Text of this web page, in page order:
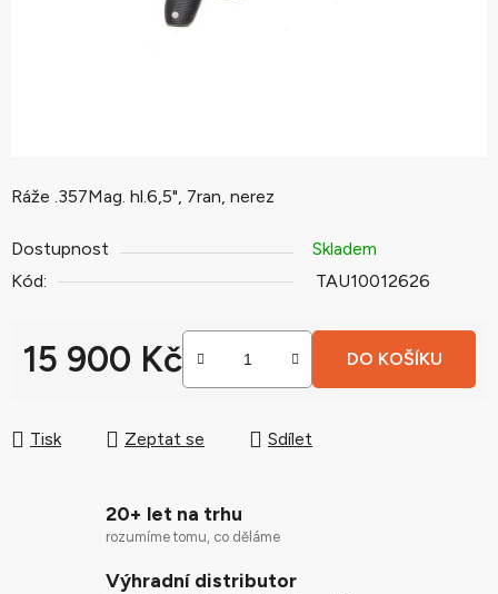
Ráže .357Mag. hl.6,5", 7ran, nerez
Dostupnost
Skladem
Kód:
TAU10012626
15 900 Kč DO KOŠÍKU
Tisk Zeptat se Sdílet
20+ let na trhu
rozumíme tomu, co děláme
Výhradní distributor